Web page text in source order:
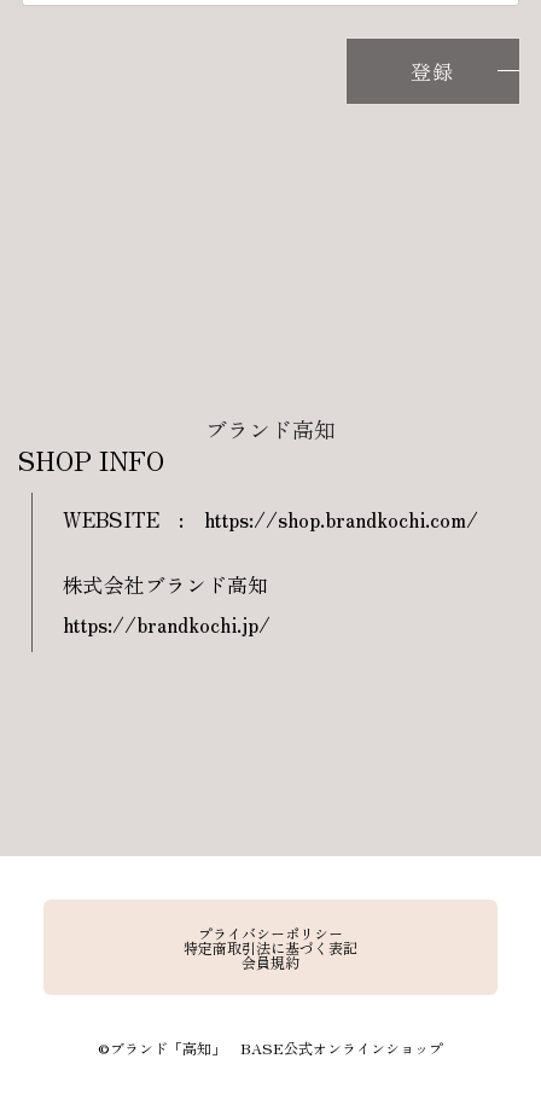
登録
ブランド高知
SHOP INFO
WEBSITE : https://shop.brandkochi.com/
株式会社ブランド高知
https://brandkochi.jp/
プライバシーポリシー
特定商取引法に基づく表記
会員規約
©︎ブランド「高知」 BASE公式オンラインショップ